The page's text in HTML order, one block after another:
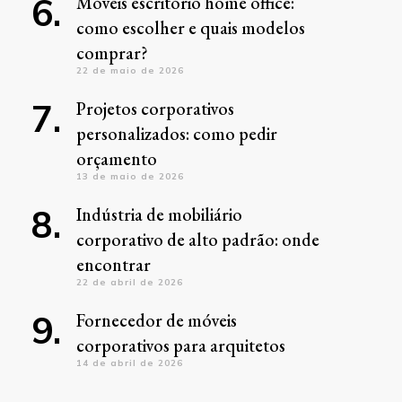
como escolher e quais modelos
comprar?
22 de maio de 2026
Projetos corporativos
personalizados: como pedir
orçamento
13 de maio de 2026
Indústria de mobiliário
corporativo de alto padrão: onde
encontrar
22 de abril de 2026
Fornecedor de móveis
corporativos para arquitetos
14 de abril de 2026